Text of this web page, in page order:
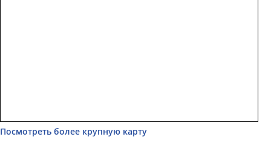
Посмотреть более крупную карту